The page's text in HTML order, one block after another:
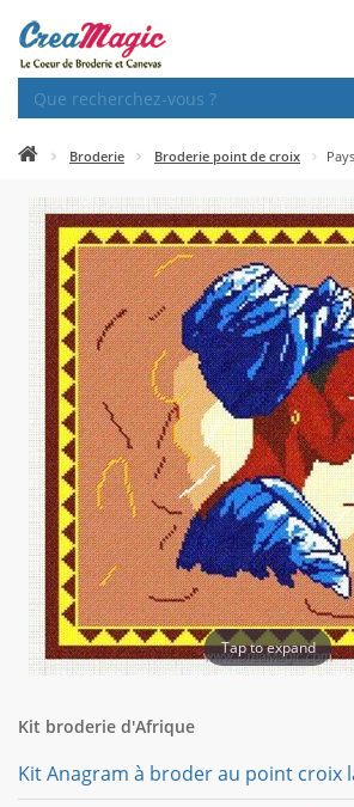
Broderie Broderie point de croix
Tap to expand
Kit broderie d'Afrique
Kit Anagram à broder au point croix